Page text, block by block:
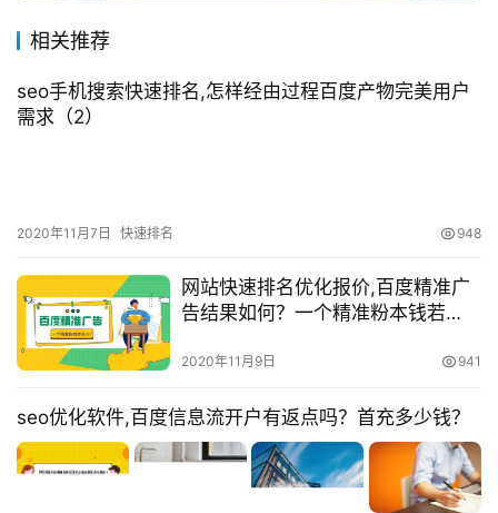
相关推荐
seo手机搜索快速排名,怎样经由过程百度产物完美用户
需求（2）
2020年11月7日 快速排名 948
网站快速排名优化报价,百度精准广
告结果如何？一个精准粉本钱若
2020年11月9日 941
seo优化软件,百度信息流开户有返点吗？首充多少钱？